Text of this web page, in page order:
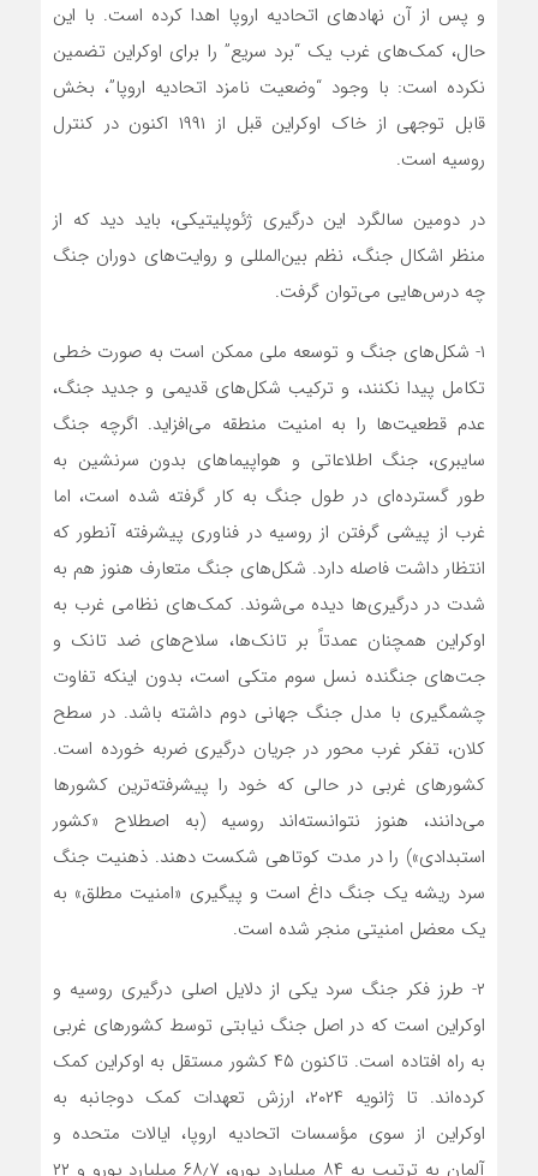
و پس از آن نهادهای اتحادیه اروپا اهدا کرده است. با این
حال، کمک‌های غرب یک “برد سریع” را برای اوکراین تضمین
نکرده است: با وجود “وضعیت نامزد اتحادیه اروپا”، بخش
قابل توجهی از خاک اوکراین قبل از ۱۹۹۱ اکنون در کنترل
روسیه است.
در دومین سالگرد این درگیری ژئوپلیتیکی، باید دید که از
منظر اشکال جنگ، نظم بین‌المللی و روایت‌های دوران جنگ
چه درس‌هایی می‌توان گرفت.
۱- شکل‌های جنگ و توسعه ملی ممکن است به صورت خطی
تکامل پیدا نکنند، و ترکیب شکل‌های قدیمی و جدید جنگ،
عدم قطعیت‌ها را به امنیت منطقه می‌افزاید. اگرچه جنگ
سایبری، جنگ اطلاعاتی و هواپیماهای بدون سرنشین به
طور گسترده‌ای در طول جنگ به کار گرفته شده است، اما
غرب از پیشی گرفتن از روسیه در فناوری پیشرفته آنطور که
انتظار داشت فاصله دارد. شکل‌های جنگ متعارف هنوز هم به
شدت در درگیری‌ها دیده می‌شوند. کمک‌های نظامی غرب به
اوکراین همچنان عمدتاً بر تانک‌ها، سلاح‌های ضد تانک و
جت‌های جنگنده نسل سوم متکی است، بدون اینکه تفاوت
چشمگیری با مدل جنگ جهانی دوم داشته باشد. در سطح
کلان، تفکر غرب محور در جریان درگیری ضربه خورده است.
کشورهای غربی در حالی که خود را پیشرفته‌ترین کشورها
می‌دانند، هنوز نتوانسته‌اند روسیه (به اصطلاح «کشور
استبدادی») را در مدت کوتاهی شکست دهند. ذهنیت جنگ
سرد ریشه یک جنگ داغ است و پیگیری «امنیت مطلق» به
یک معضل امنیتی منجر شده است.
۲- طرز فکر جنگ سرد یکی از دلایل اصلی درگیری روسیه و
اوکراین است که در اصل جنگ نیابتی توسط کشورهای غربی
به راه افتاده است. تاکنون ۴۵ کشور مستقل به اوکراین کمک
کرده‌اند. تا ژانویه ۲۰۲۴، ارزش تعهدات کمک دوجانبه به
اوکراین از سوی مؤسسات اتحادیه اروپا، ایالات متحده و